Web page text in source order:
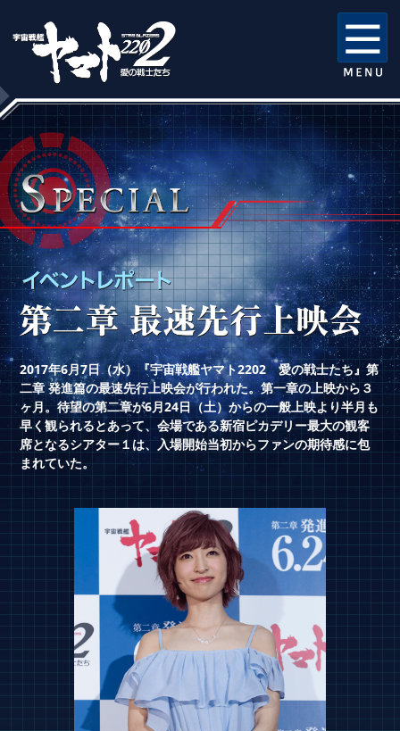
2017年6月7日（水）『宇宙戦艦ヤマト2202 愛の戦士たち』第
二章 発進篇の最速先行上映会が行われた。第一章の上映から３
ヶ月。待望の第二章が6月24日（土）からの一般上映より半月も
早く観られるとあって、会場である新宿ピカデリー最大の観客
席となるシアター１は、入場開始当初からファンの期待感に包
まれていた。